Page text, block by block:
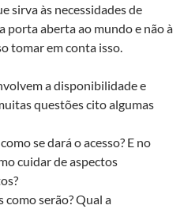
sirva às necessidades de
porta aberta ao mundo e não à
tomar em conta isso.
a disponibilidade e
questões cito algumas
se dará o acesso? E no
cuidar de aspectos
como serão? Qual a